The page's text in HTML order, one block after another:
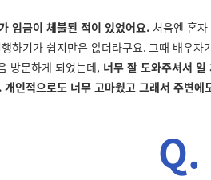
임금이 체불된 적이 있었어요. 처음엔 혼
하기가 쉽지만은 않더라구요. 그때 배우자
방문하게 되었는데, 너무 잘 도와주셔서
개인적으로도 너무 고마웠고 그래서 주변에
Q.